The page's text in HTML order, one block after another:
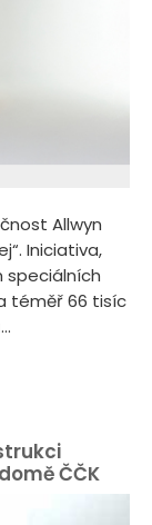
Allwyn
Iniciativa,
speciálních
téměř 66 tisíc
ČČK